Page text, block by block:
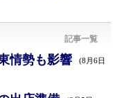
記事一覧
情勢も影響 (8月6日